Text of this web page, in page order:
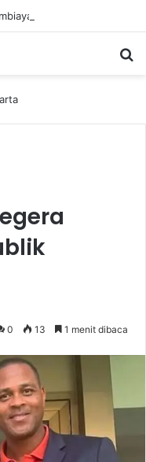
0 13 1 menit dibaca